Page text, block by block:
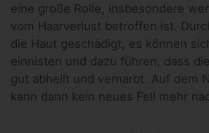
eine große Rolle, insbesondere
vom Haarverlust betroffen ist.
die Haut geschädigt, es können
einnisten und dazu führen, dass
gut abheilt und vernarbt. Auf dem
kann dann kein neues Fell mehr